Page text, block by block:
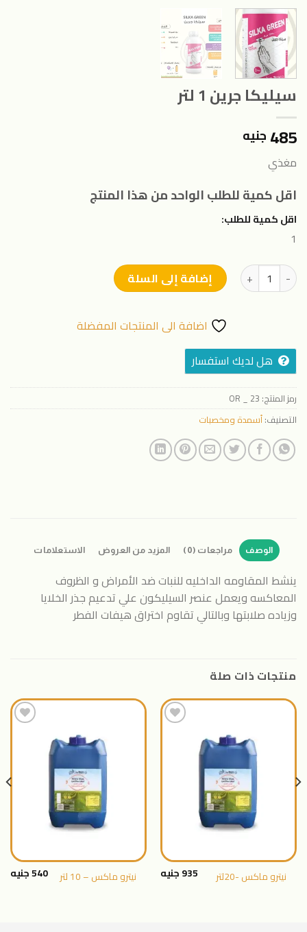
سيليكا جرين 1 لتر
485 جنيه
مغذي
اقل كمية للطلب الواحد من هذا المنتج
اقل كمية للطلب:
1
كمية سيليكا جرين 1 لتر إضافة إلى السلة
اضافة الى المنتجات المفضلة
هل لديك استفسار
رمز المنتج: OR _ 23
التصنيف:أسمدة ومخصبات
الوصف مراجعات (0) المزيد من العروض الاستعلامات
ينشط المقاومه الداخليه للنبات ضد الأمراض و الظروف
المعاكسه ويعمل عنصر السيليكون علي تدعيم جذر الخلايا
وزياده صلابتها وبالتالي تقاوم اختراق هيفات الفطر
منتجات ذات صلة
نيترو ماكس -20لتر 935جنيه
المنتجات
المفضلة
نيترو ماكس – 10 لتر 540جنيه